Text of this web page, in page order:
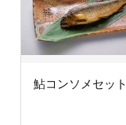
鮎コンソメセット